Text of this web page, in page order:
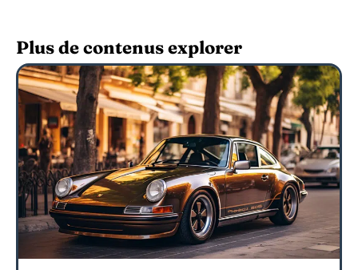
Plus de contenus explorer